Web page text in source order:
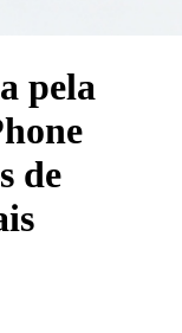
pela
de